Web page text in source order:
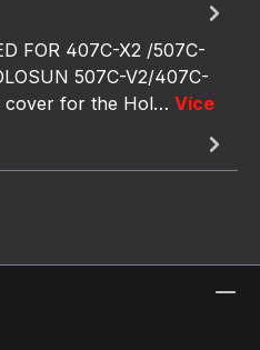
FOR 407C-X2 /507C-
507C-V2/407C-
cover for the Hol… Více